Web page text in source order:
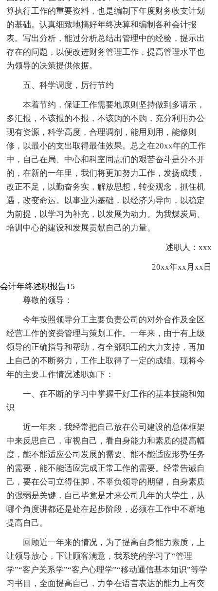
算执行工作的重要资料，也是编制下年度财务收支计划
的基础。认真细致地搞好年终决算和编制各种会计报
表。写出分析，能过分析总结出管理中的经验，提示出
存在的问题，以便改进财务管理工作，提高管理水平也
为领导的决策提供依据。
五、科学调度，厉行节约
本着节约，保证工作需要地原则坚持做到多请示，
多汇报，不该报的不报，不该购的不购，充分利用办公
现有资源，科学高度，合理调剂，能用则用，能修则
修，以最小的支出取得最佳效果。总之在20xx年的工作
中，自己在局、中心和科室同志们的艰苦奋斗是分不开
的，在新的一年里，我们将更加努力工作，发扬成绩，
改正不足，以勤奋务实，解放思想，转变观念，抓住机
遇，改变命运。以事业为基础，以经济为导向，以稳定
为前提，以学习为补充，以发展为动力。为我煤炭局、
培训中心的建设和发展贡献自己的力量。
述职人：xxx
20xx年xx月xx日
会计年终述职报告15
尊敬的领导：
今年按照领导分工主要负责公司的对外合作及全区
经营工作的资费管理与策划工作。一年来，由于有上级
领导的正确指导和帮助，有全部职工的大力支持，再加
上自己的不断努力，工作上取得了一定的成绩。现将今
年的主要工作情况述职如下：
一、在不断的学习中掌握干好工作的基本技能和知
识
近一年来，我经常把自己放在公司建设的总体框架
中来反思自己，审视自己，看自身能力和素质的提高幅
度，能不能适应公司发展的需要、能不能适应形势任务
的需要，能不能适应完成正常工作的需要。经常告诫自
己，要在公司立得住脚，不辜负领导的期望，自身素质
的强弱是关键，自己毕竟是才来公司几年的大学生，从
哪个角度讲都还是处在起步阶段，必须在工作中不断地
提高自己。
回顾近一年来的情况，为了提高自身能力素质，上
让领导放心，下让顾客满意，我系统的学习了“管理
学”“客户关系学”“客户心理学”“移动通信基本知识”等学
习书目，全面提高自己，力争在语言表达的能力上有突